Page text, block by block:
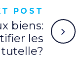
POST
biens:
les